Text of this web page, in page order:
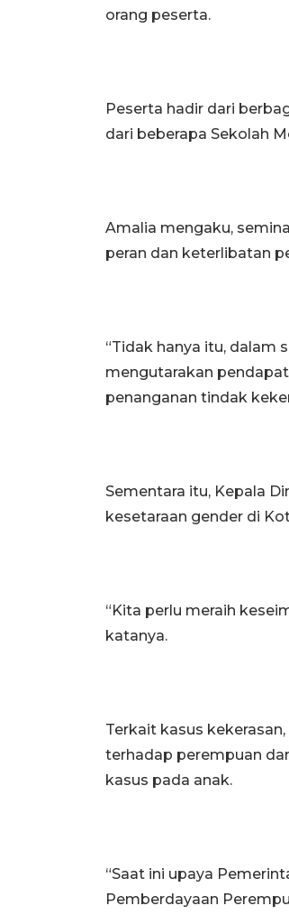
orang peserta.
Peserta hadir dari
dari beberapa Sekolah
Amalia mengaku,
peran dan keterlibatan
“Tidak hanya itu, dalam
mengutarakan
penanganan tindak
Sementara itu, Kepala
kesetaraan gender di
“Kita perlu meraih
katanya.
Terkait kasus
terhadap perempuan
kasus pada anak.
“Saat ini upaya
Pemberdayaan